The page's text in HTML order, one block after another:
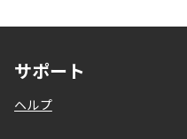
サポート
ヘルプ